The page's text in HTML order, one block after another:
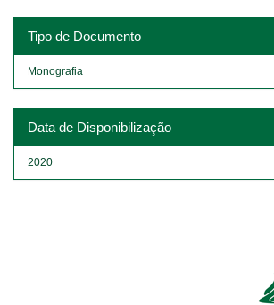
Tipo de Documento
Monografia
Data de Disponibilização
2020